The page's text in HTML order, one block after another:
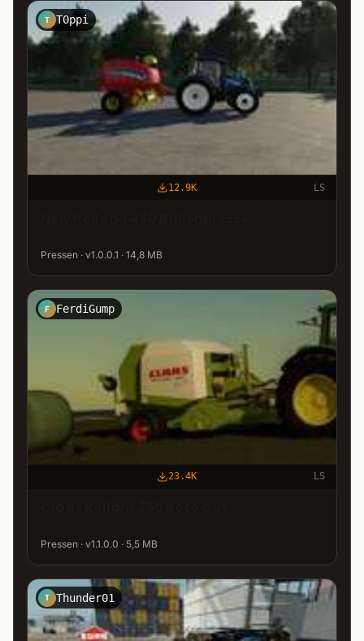
T T0ppi
12.9K LS
Pressen · v1.0.0.1 · 14,8 MB
F FerdiGump
23.4K LS
Pressen · v1.1.0.0 · 5,5 MB
T Thunder01